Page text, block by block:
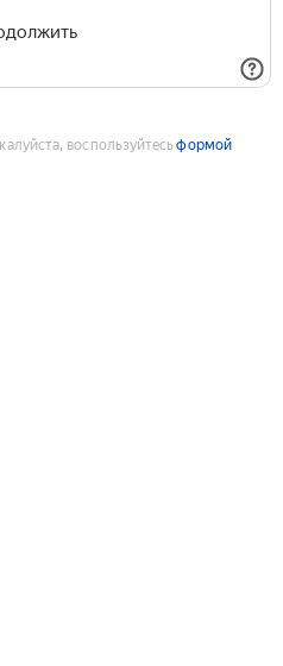
воспользуйтесьформой